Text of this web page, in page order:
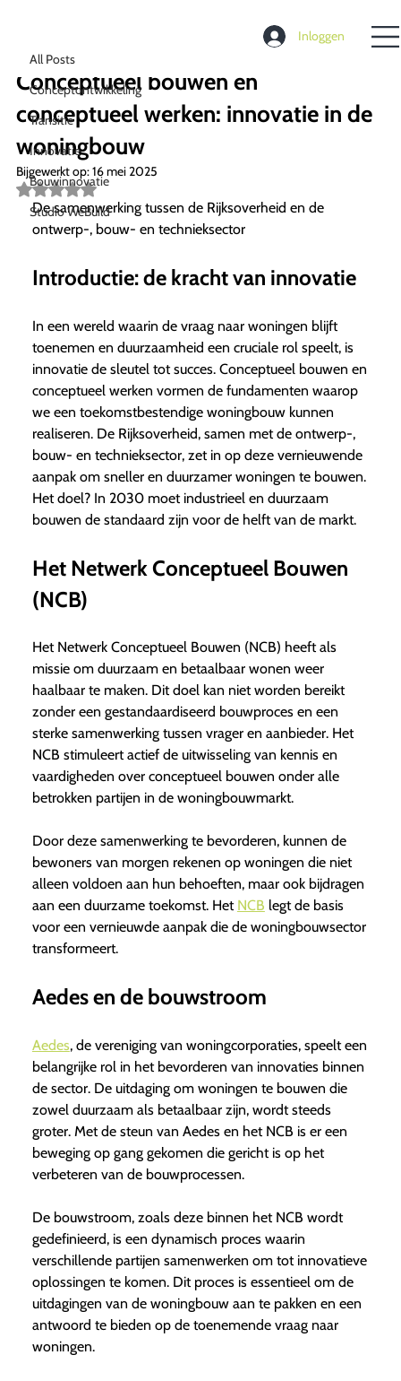
Inloggen
All Posts
Conceptontwikkeling
Transitie
Innovatie
Bouwinnovatie
Studio WeBuild
Conceptueel bouwen en
conceptueel werken: innovatie in de
woningbouw
3 minuten om te lezen
Bijgewerkt op:16 mei 2025
Beoordeeld
met
NaN
uit
De samenwerking tussen de Rijksoverheid en de
ontwerp-, bouw- en technieksector
Introductie: de kracht van innovatie
In een wereld waarin de vraag naar woningen blijft
toenemen en duurzaamheid een cruciale rol speelt, is
innovatie de sleutel tot succes. Conceptueel bouwen en
conceptueel werken vormen de fundamenten waarop
we een toekomstbestendige woningbouw kunnen
realiseren. De Rijksoverheid, samen met de ontwerp-,
bouw- en technieksector, zet in op deze vernieuwende
aanpak om sneller en duurzamer woningen te bouwen.
Het doel? In 2030 moet industrieel en duurzaam
bouwen de standaard zijn voor de helft van de markt.
Het Netwerk Conceptueel Bouwen
(NCB)
Het Netwerk Conceptueel Bouwen (NCB) heeft als
missie om duurzaam en betaalbaar wonen weer
haalbaar te maken. Dit doel kan niet worden bereikt
zonder een gestandaardiseerd bouwproces en een
sterke samenwerking tussen vrager en aanbieder. Het
NCB stimuleert actief de uitwisseling van kennis en
vaardigheden over conceptueel bouwen onder alle
betrokken partijen in de woningbouwmarkt.
Door deze samenwerking te bevorderen, kunnen de
bewoners van morgen rekenen op woningen die niet
alleen voldoen aan hun behoeften, maar ook bijdragen
aan een duurzame toekomst. Het NCB legt de basis
voor een vernieuwde aanpak die de woningbouwsector
transformeert.
Aedes en de bouwstroom
Aedes, de vereniging van woningcorporaties, speelt een
belangrijke rol in het bevorderen van innovaties binnen
de sector. De uitdaging om woningen te bouwen die
zowel duurzaam als betaalbaar zijn, wordt steeds
groter. Met de steun van Aedes en het NCB is er een
beweging op gang gekomen die gericht is op het
verbeteren van de bouwprocessen.
De bouwstroom, zoals deze binnen het NCB wordt
gedefinieerd, is een dynamisch proces waarin
verschillende partijen samenwerken om tot innovatieve
oplossingen te komen. Dit proces is essentieel om de
uitdagingen van de woningbouw aan te pakken en een
antwoord te bieden op de toenemende vraag naar
woningen.